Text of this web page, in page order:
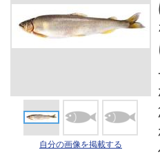
自分の画像を掲載する